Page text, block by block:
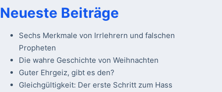
Neueste Beiträge
Sechs Merkmale von Irrlehrern und falschen
Propheten
Die wahre Geschichte von Weihnachten
Guter Ehrgeiz, gibt es den?
Gleichgültigkeit: Der erste Schritt zum Hass